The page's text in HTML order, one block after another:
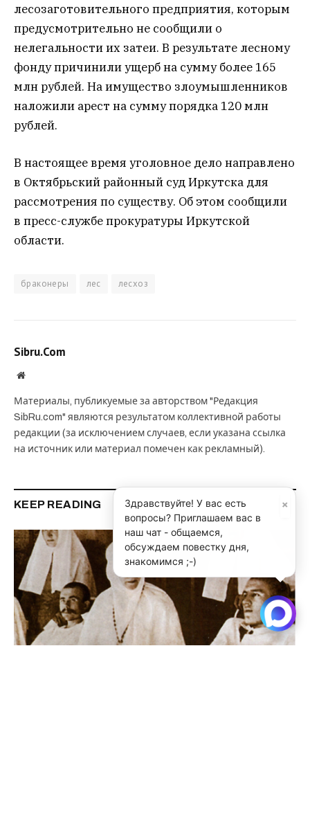
лесозаготовительного предприятия, которым
предусмотрительно не сообщили о
нелегальности их затеи. В результате лесному
фонду причинили ущерб на сумму более 165
млн рублей. На имущество злоумышленников
наложили арест на сумму порядка 120 млн
рублей.
В настоящее время уголовное дело направлено
в Октябрьский районный суд Иркутска для
рассмотрения по существу. Об этом сообщили
в пресс-службе прокуратуры Иркутской
области.
браконеры лес лесхоз
Sibru.Com
Website
Материалы, публикуемые за авторством "Редакция
SibRu.com" являются результатом коллективной работы
редакции (за исключением случаев, если указана ссылка
на источник или материал помечен как рекламный).
KEEP READING ×
Здравствуйте! У вас есть
вопросы? Приглашаем вас в
наш чат - общаемся,
обсуждаем повестку дня,
знакомимся ;-)